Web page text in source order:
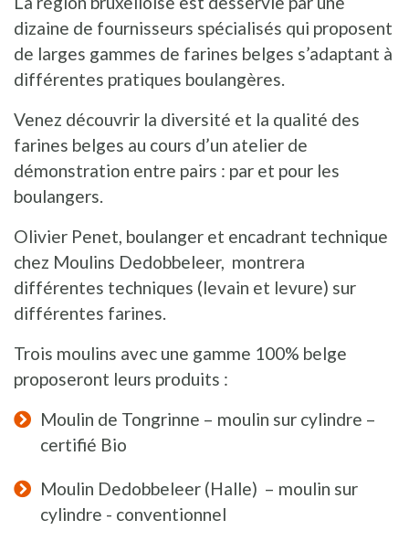
dizaine de fournisseurs spécialisés qui proposent
de larges gammes de farines belges s’adaptant à
différentes pratiques boulangères.
Venez découvrir la diversité et la qualité des
farines belges au cours d’un atelier de
démonstration entre pairs : par et pour les
boulangers.
Olivier Penet, boulanger et encadrant technique
chez Moulins Dedobbeleer, montrera
différentes techniques (levain et levure) sur
différentes farines.
Trois moulins avec une gamme 100% belge
proposeront leurs produits :
Moulin de Tongrinne – moulin sur cylindre –
certifié Bio
Moulin Dedobbeleer (Halle) – moulin sur
cylindre - conventionnel